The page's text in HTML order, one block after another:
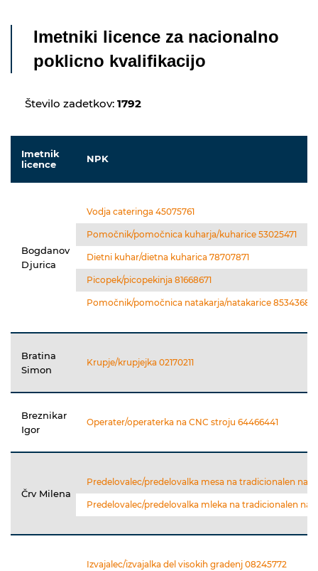
Imetniki licence za nacionalno
poklicno kvalifikacijo
Število zadetkov: 1792
Imetnik
licence
NPK
Bogdanov
Djurica
Vodja cateringa 45075761
Pomočnik/pomočnica kuharja/kuharice 53025471
Dietni kuhar/dietna kuharica 78707871
Picopek/picopekinja 81668671
Pomočnik/pomočnica natakarja/natakarice 85343681
Bratina
Simon
Krupje/krupjejka 02170211
Breznikar
Igor
Operater/operaterka na CNC stroju 64466441
Črv Milena
Predelovalec/predelovalka mesa na tradicionalen
Predelovalec/predelovalka mleka na tradicionalen
Izvajalec/izvajalka del visokih gradenj 08245772